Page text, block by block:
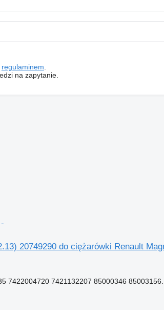
regulaminem
na zapytanie.
20749290 do ciężarówki Renault
7422004720 7421132207 85000346 85003156...